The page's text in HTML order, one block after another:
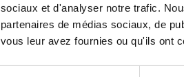
sociaux et d'analyser notre trafic.
partenaires de médias sociaux, de
vous leur avez fournies ou qu'ils ont